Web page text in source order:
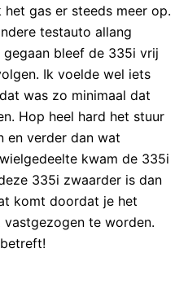
gas er steeds meer op.
testauto allang
bleef de 335i vrij
Ik voelde wel iets
was zo minimaal dat
Hop heel hard het stuur
en verder dan wat
kwam de 335i
335i zwaarder is dan
komt doordat je het
te worden.